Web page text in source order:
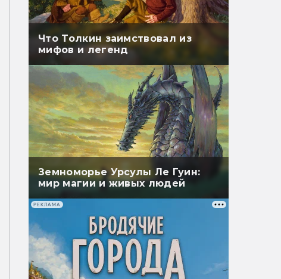
Что Толкин заимствовал из
мифов и легенд
Земноморье Урсулы Ле Гуин:
мир магии и живых людей
РЕКЛАМА